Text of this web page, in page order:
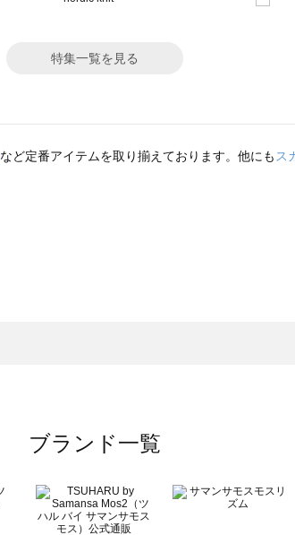
特集一覧を見る
など定番アイテムを取り揃えております。他にも ス
ブランド一覧